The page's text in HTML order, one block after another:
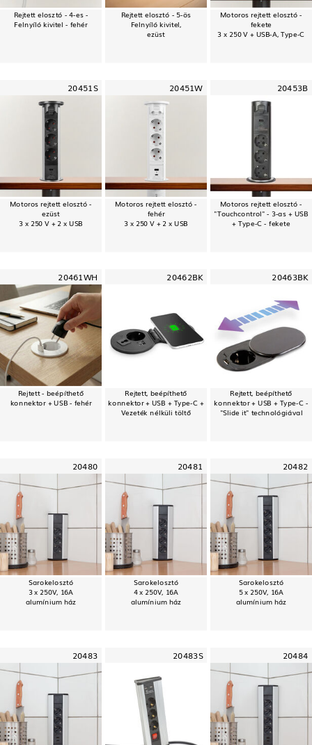
Rejtett elosztó - 4-es -
Felnyíló kivitel - fehér
Rejtett elosztó - 5-ös
Felnyíló kivitel,
ezüst
Motoros rejtett elosztó -
fekete
3 x 250 V + USB-A, Type-C
20451S
Motoros rejtett elosztó -
ezüst
3 x 250 V + 2 x USB
20451W
Motoros rejtett elosztó -
fehér
3 x 250 V + 2 x USB
20453B
Motoros rejtett elosztó -
"Touchcontrol" - 3-as + USB
+ Type-C - fekete
20461WH
Rejtett - beépíthető
konnektor + USB - fehér
20462BK
Rejtett, beépíthető
konnektor + USB + Type-C +
Vezeték nélküli töltő
20463BK
Rejtett, beépíthető
konnektor + USB + Type-C -
"Slide it" technológiával
20480
Sarokelosztó
3 x 250V, 16A
alumínium ház
20481
Sarokelosztó
4 x 250V, 16A
alumínium ház
20482
Sarokelosztó
5 x 250V, 16A
alumínium ház
20483 20483S 20484